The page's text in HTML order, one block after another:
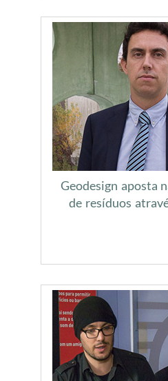
Geodesign aposta
de resíduos